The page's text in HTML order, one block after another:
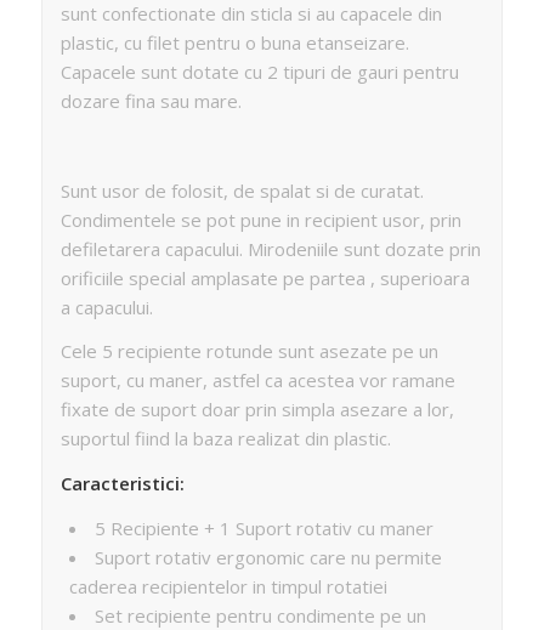
sunt confectionate din sticla si au capacele din
plastic, cu filet pentru o buna etanseizare.
Capacele sunt dotate cu 2 tipuri de gauri pentru
dozare fina sau mare.
Sunt usor de folosit, de spalat si de curatat.
Condimentele se pot pune in recipient usor, prin
defiletarera capacului. Mirodeniile sunt dozate prin
orificiile special amplasate pe partea , superioara
a capacului.
Cele 5 recipiente rotunde sunt asezate pe un
suport, cu maner, astfel ca acestea vor ramane
fixate de suport doar prin simpla asezare a lor,
suportul fiind la baza realizat din plastic.
Caracteristici:
5 Recipiente + 1 Suport rotativ cu maner
Suport rotativ ergonomic care nu permite
caderea recipientelor in timpul rotatiei
Set recipiente pentru condimente pe un